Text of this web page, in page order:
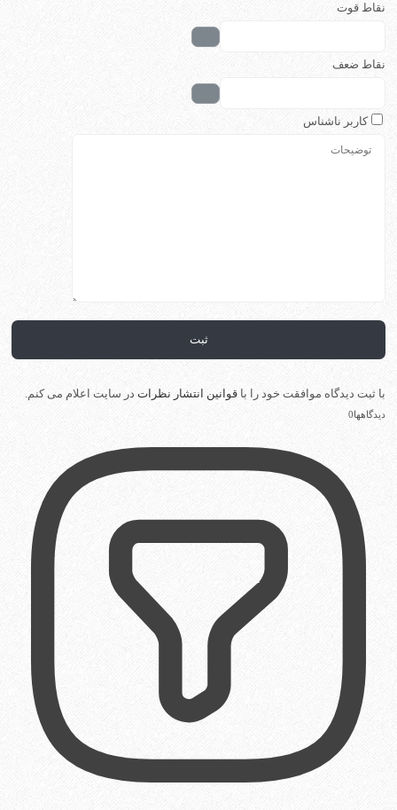
نقاط قوت
نقاط ضعف
کاربر ناشناس
با ثبت دیدگاه موافقت خود را با قوانین انتشار نظرات در سایت اعلام می کنم.
دیدگاهها 0